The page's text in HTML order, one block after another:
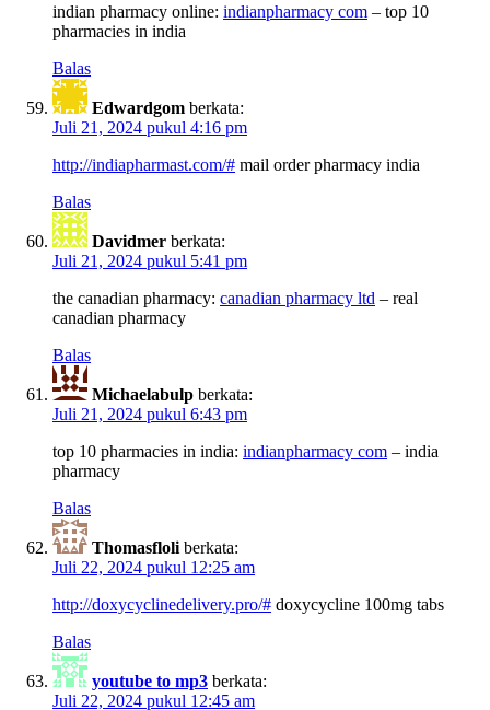
indian pharmacy online: indianpharmacy com – top 10
pharmacies in india
Balas
Edwardgom berkata:
Juli 21, 2024 pukul 4:16 pm
http://indiapharmast.com/# mail order pharmacy india
Balas
Davidmer berkata:
Juli 21, 2024 pukul 5:41 pm
the canadian pharmacy: canadian pharmacy ltd – real
canadian pharmacy
Balas
Michaelabulp berkata:
Juli 21, 2024 pukul 6:43 pm
top 10 pharmacies in india: indianpharmacy com – india
pharmacy
Balas
Thomasfloli berkata:
Juli 22, 2024 pukul 12:25 am
http://doxycyclinedelivery.pro/# doxycycline 100mg tabs
Balas
youtube to mp3 berkata:
Juli 22, 2024 pukul 12:45 am